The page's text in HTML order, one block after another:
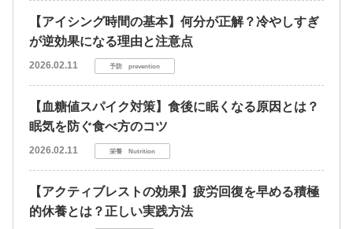
【アイシング時間の基本】何分が正解？冷やしすぎ
が逆効果になる理由と注意点
2026.02.11 予防 prevention
【血糖値スパイク対策】食後に眠くなる原因とは？
眠気を防ぐ食べ方のコツ
2026.02.11 栄養 Nutrition
【アクティブレストの効果】疲労回復を早める積極
的休養とは？正しい実践方法